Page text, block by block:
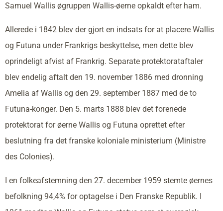
Samuel Wallis øgruppen Wallis-øerne opkaldt efter ham.
Allerede i 1842 blev der gjort en indsats for at placere Wallis
og Futuna under Frankrigs beskyttelse, men dette blev
oprindeligt afvist af Frankrig. Separate protektorataftaler
blev endelig aftalt den 19. november 1886 med dronning
Amelia af Wallis og den 29. september 1887 med de to
Futuna-konger. Den 5. marts 1888 blev det forenede
protektorat for øerne Wallis og Futuna oprettet efter
beslutning fra det franske koloniale ministerium (Ministre
des Colonies).
I en folkeafstemning den 27. december 1959 stemte øernes
befolkning 94,4% for optagelse i Den Franske Republik. I